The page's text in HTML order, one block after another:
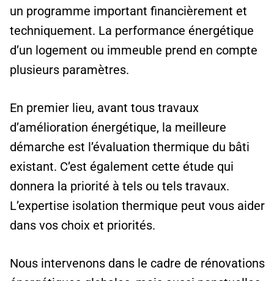
un programme important financièrement et
techniquement. La performance énergétique
d’un logement ou immeuble prend en compte
plusieurs paramètres.
En premier lieu, avant tous travaux
d’amélioration énergétique, la meilleure
démarche est l’évaluation thermique du bâti
existant. C’est également cette étude qui
donnera la priorité à tels ou tels travaux.
L’expertise isolation thermique peut vous aider
dans vos choix et priorités.
Nous intervenons dans le cadre de rénovations